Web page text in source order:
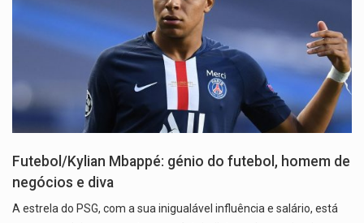
Futebol/Kylian Mbappé: génio do futebol, homem de
negócios e diva
A estrela do PSG, com a sua inigualável influência e salário, está